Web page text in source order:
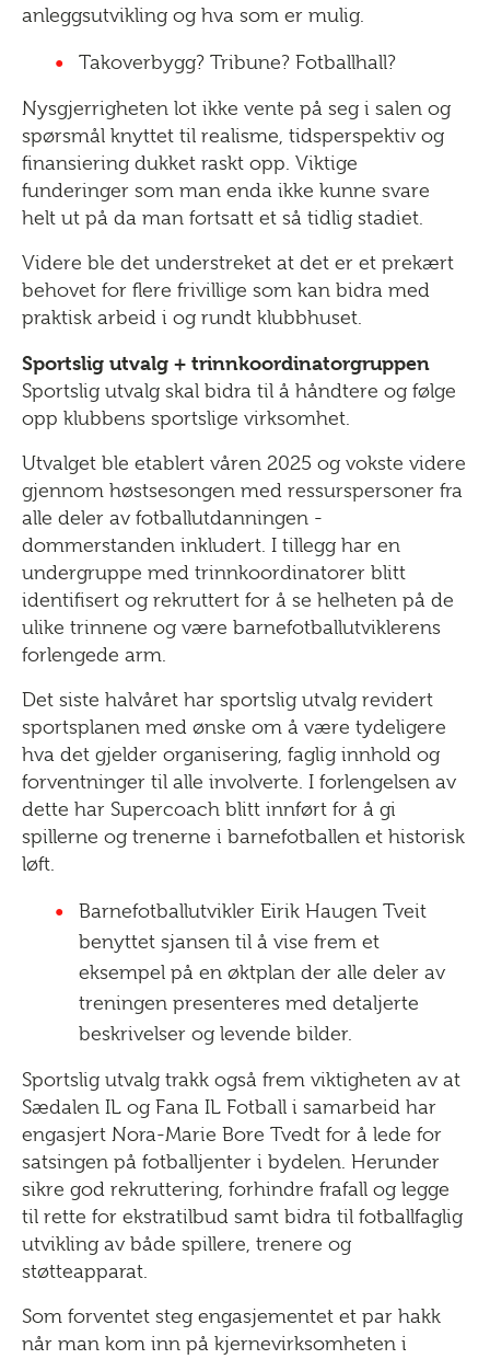
anleggsutvikling og hva som er mulig.
Takoverbygg? Tribune? Fotballhall?
Nysgjerrigheten lot ikke vente på seg i salen og
spørsmål knyttet til realisme, tidsperspektiv og
finansiering dukket raskt opp. Viktige
funderinger som man enda ikke kunne svare
helt ut på da man fortsatt et så tidlig stadiet.
Videre ble det understreket at det er et prekært
behovet for flere frivillige som kan bidra med
praktisk arbeid i og rundt klubbhuset.
Sportslig utvalg + trinnkoordinatorgruppen
Sportslig utvalg skal bidra til å håndtere og følge
opp klubbens sportslige virksomhet.
Utvalget ble etablert våren 2025 og vokste videre
gjennom høstsesongen med ressurspersoner fra
alle deler av fotballutdanningen -
dommerstanden inkludert. I tillegg har en
undergruppe med trinnkoordinatorer blitt
identifisert og rekruttert for å se helheten på de
ulike trinnene og være barnefotballutviklerens
forlengede arm.
Det siste halvåret har sportslig utvalg revidert
sportsplanen med ønske om å være tydeligere
hva det gjelder organisering, faglig innhold og
forventninger til alle involverte. I forlengelsen av
dette har Supercoach blitt innført for å gi
spillerne og trenerne i barnefotballen et historisk
løft.
Barnefotballutvikler Eirik Haugen Tveit
benyttet sjansen til å vise frem et
eksempel på en øktplan der alle deler av
treningen presenteres med detaljerte
beskrivelser og levende bilder.
Sportslig utvalg trakk også frem viktigheten av at
Sædalen IL og Fana IL Fotball i samarbeid har
engasjert Nora-Marie Bore Tvedt for å lede for
satsingen på fotballjenter i bydelen. Herunder
sikre god rekruttering, forhindre frafall og legge
til rette for ekstratilbud samt bidra til fotballfaglig
utvikling av både spillere, trenere og
støtteapparat.
Som forventet steg engasjementet et par hakk
når man kom inn på kjernevirksomheten i